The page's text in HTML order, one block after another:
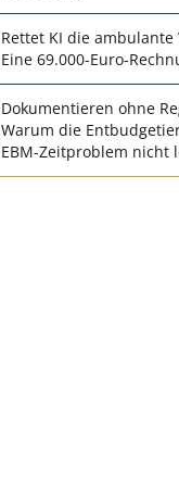
Rettet KI die ambulante
Eine 69.000-Euro-
Dokumentieren ohne
Warum die
EBM-Zeitproblem nicht